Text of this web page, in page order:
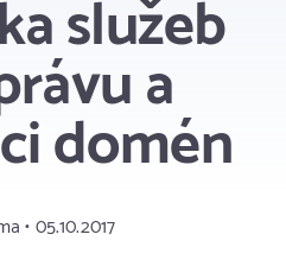
služeb
a
domén
• 05.10.2017